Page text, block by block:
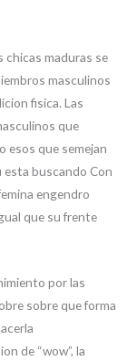
chicas maduras se
masculinos
fisica. Las
que
esos que semejan
esta buscando Con
engendro
que su frente
por las
sobre que forma
de “wow”, la